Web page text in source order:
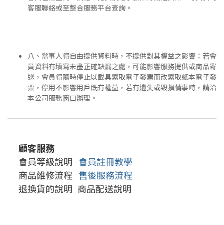
客服聯絡或至整合服務平台查詢。
八、當事人得自由提供資料時，不提供對其權益之影響：若會
員資料有填寫未盡正確缺漏之處，可能影響服務提供或商品寄
送，會員得隨時停止以載具索取電子發票而改索取紙本電子發
票，停用不影響用戶既有權益，若有遺失或毀損情事時，請洽
本公司服務窗口辦理。
顧客服務
會員等級說明 會員註冊教學
商品維修流程 售後服務流程
退換貨的說明 商品配送說明